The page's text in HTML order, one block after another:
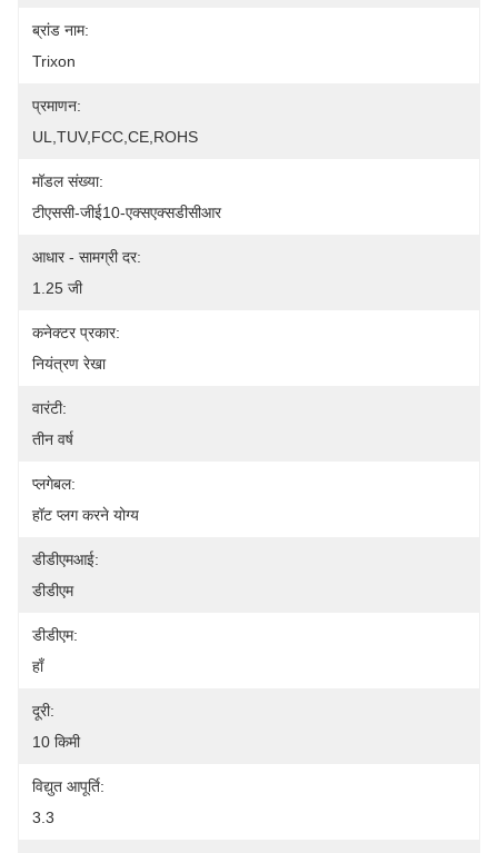
ब्रांड नाम:
Trixon
प्रमाणन:
UL,TUV,FCC,CE,ROHS
मॉडल संख्या:
टीएससी-जीई10-एक्सएक्सडीसीआर
आधार - सामग्री दर:
1.25 जी
कनेक्टर प्रकार:
नियंत्रण रेखा
वारंटी:
तीन वर्ष
प्लगेबल:
हॉट प्लग करने योग्य
डीडीएमआई:
डीडीएम
डीडीएम:
हाँ
दूरी:
10 किमी
विद्युत आपूर्ति:
3.3